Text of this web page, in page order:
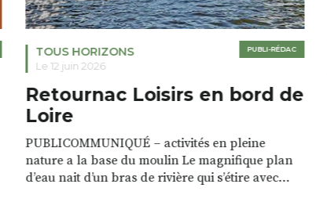
PUBLI-RÉDAC
TOUS HORIZONS
Le 12 juin 2026
Retournac Loisirs en bord de
Loire
PUBLICOMMUNIQUÉ – activités en pleine
nature a la base du moulin Le magnifique plan
d’eau nait d’un bras de rivière qui s’étire avec